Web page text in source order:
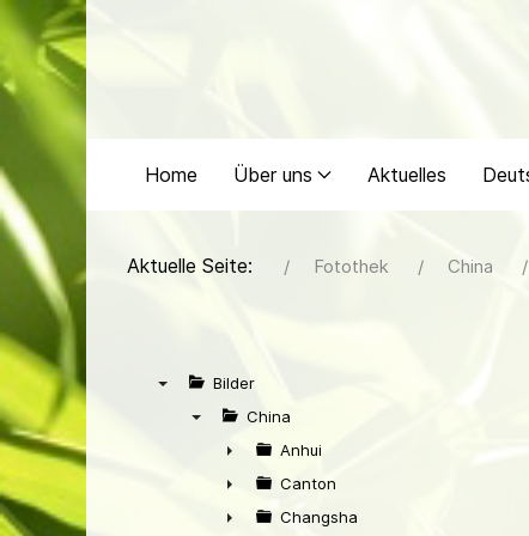
Home Über uns Aktuelles
Aktuelle Seite: Fotothek China
Bilder
China
►
Anhui
►
Canton
Changsha